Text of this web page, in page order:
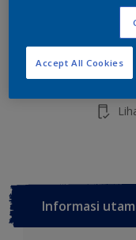
Tambahkan
Informasi
Accept All Cookies